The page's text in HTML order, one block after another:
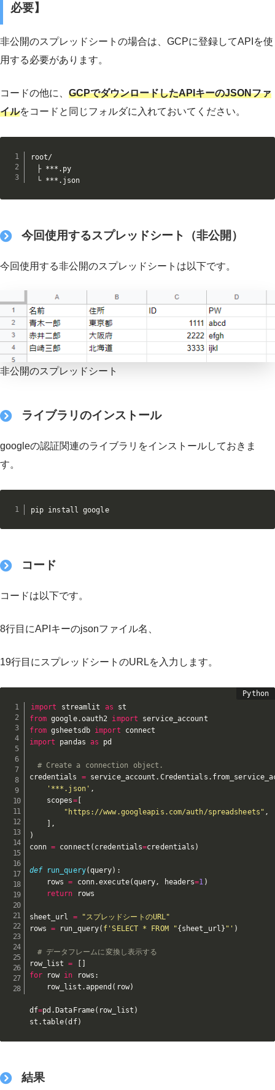
必要】
非公開のスプレッドシートの場合は、GCPに登録してAPIを使
用する必要があります。
コードの他に、 GCPでダウンロードしたAPIキーのJSONファ
イルをコードと同じフォルダに入れておいてください。
root/
├ ***.py
└ ***.json
今回使用するスプレッドシート（非公開）
今回使用する非公開のスプレッドシートは以下です。
非公開のスプレッドシート
ライブラリのインストール
googleの認証関連のライブラリをインストールしておきま
す。
pip install google
コード
コードは以下です。
8行目にAPIキーのjsonファイル名、
19行目にスプレッドシートのURLを入力します。
import streamlit as
from google.oauth2 import
from gsheetsdb import
import pandas as pd
# Create a connection object.
credentials = service_account . Credentials .
'***.json' ,
    scopes
=[
"https://www.googleapis.com/auth/spreadsheets" ,
,
)
conn = connect ( credentials=credentials )
def run_query(query) :
    rows
= conn.execute(query, headers=1 )
return rows
sheet_url =
"スプレッドシートのURL"
rows = run_query( f'SELECT * FROM "{ sheet_url } "' )
# データフレームに変換し表示する
row_list =
for row in rows :
    row_list
.append ( row)
df=pd . DataFrame( row_list )
st .table(df)
結果